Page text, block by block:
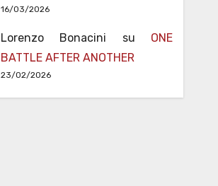
16/03/2026
Lorenzo Bonacini su ONE
BATTLE AFTER ANOTHER
23/02/2026